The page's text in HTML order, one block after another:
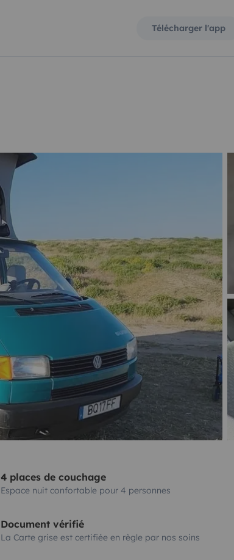
Télécharger l'app
4 places de couchage
Espace nuit confortable pour 4 personnes
Document vérifié
La Carte grise est certifiée en règle par nos soins